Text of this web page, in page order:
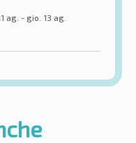
ag. - gio. 13 ag.